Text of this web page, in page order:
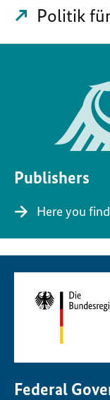
Politik
Publishers
Here you
Federal